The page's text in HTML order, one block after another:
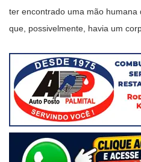
ter encontrado uma mão humana
que, possivelmente, havia um